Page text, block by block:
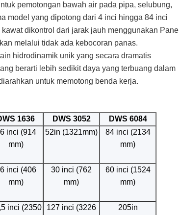
pemotongan bawah air pada pipa, selubung,
model yang dipotong dari 4 inci hingga 84 inci
dikontrol dari jarak jauh menggunakan Panel
melalui tidak ada kebocoran panas.
hidrodinamik unik yang secara dramatis
berarti lebih sedikit daya yang terbuang dalam
untuk memotong benda kerja.
1636 DWS 3052
DWS 6084
inci (914
mm)
52in (1321mm)
84 inci (2134
mm)
inci (406
mm)
30 inci (762
mm)
60 inci (1524
mm)
inci (2350
127 inci (3226
205in